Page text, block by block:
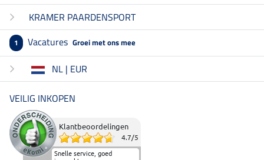
KRAMER PAARDENSPORT
1 Vacatures Groei met ons mee
NL | EUR
VEILIG INKOPEN
Klantbeoordelingen
4.7/5
Snelle service, goed